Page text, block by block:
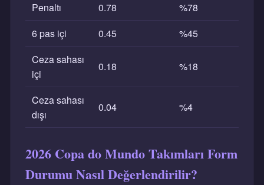
Penaltı
0.78
%78
6 pas içi
0.45
%45
Ceza sahası
içi
0.18 %18
Ceza sahası
dışı
0.04 %4
2026 Copa do Mundo Takımları Form
Durumu Nasıl Değerlendirilir?